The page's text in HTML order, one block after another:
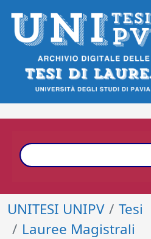
UNITESI UNIPV
Tesi
Lauree Magistrali